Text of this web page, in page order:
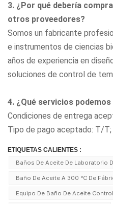
3. ¿Por qué debería
otros proveedores?
Somos un fabricante
e instrumentos de ciencias
años de experiencia en
soluciones de control de
4. ¿Qué servicios
Condiciones de entrega
Tipo de pago aceptado: T/T;
ETIQUETAS CALIENTES :
Baños De Aceite De Laboratorio
Baño De Aceite A 300 ℃ De
Equipo De Baño De Aceite